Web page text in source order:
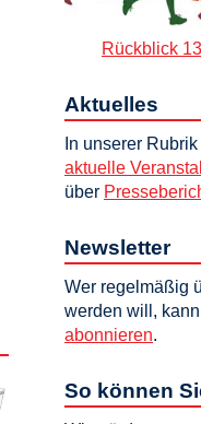
Rückblick
Aktuelles
In unserer
aktuelle
über
Newsletter
Wer regelmäßig
werden will,
abonnieren.
So können